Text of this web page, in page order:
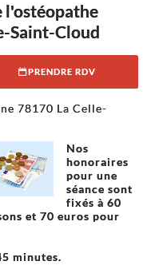
l'ostéopathe
Saint-Cloud
PRENDRE RDV
78170 La Celle-
Nos
honoraires
pour une
séance sont
fixés à 60
et 70 euros pour
minutes.